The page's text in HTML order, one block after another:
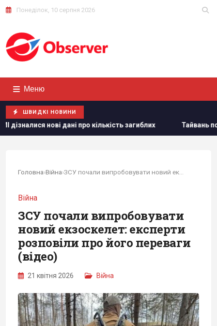
Понеділок, 10 серпня 2026
Меню
ШВИДКІ НОВИНИ
кількість загиблих Тайвань показав під час
Головна›Війна›
Війна
ЗСУ почали випробовувати
новий екзоскелет: експерти
розповіли про його переваги
(відео)
21 квітня 2026 Війна